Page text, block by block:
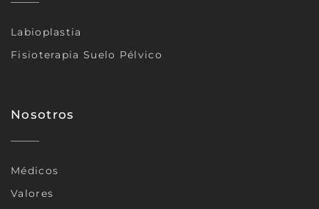
Labioplastia
Fisioterapia Suelo Pélvico
Nosotros
Médicos
Valores